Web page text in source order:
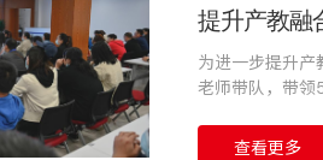
提升产教融
为进一步提升产
老师带队，带领
查看更多